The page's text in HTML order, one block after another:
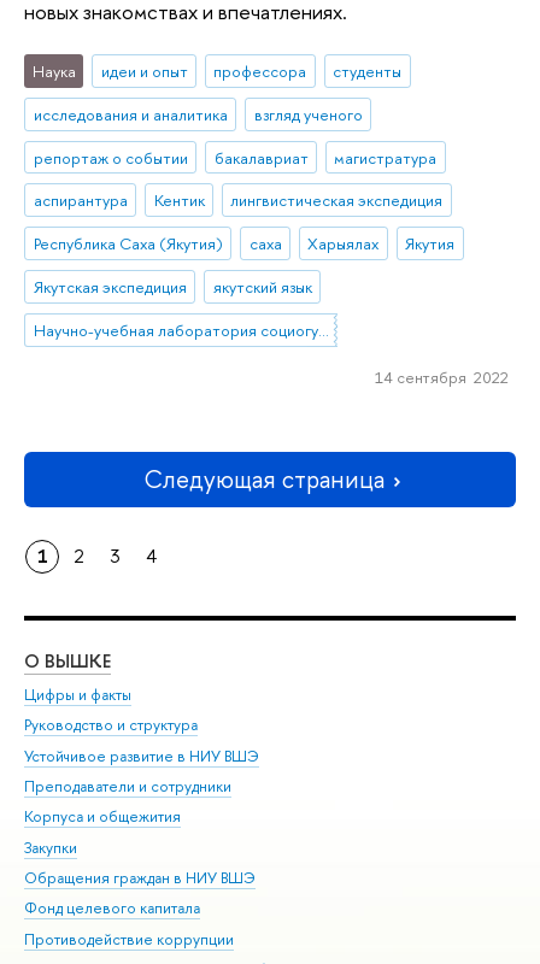
новых знакомствах и впечатлениях.
Наука идеи и опыт профессора
студенты
исследования и аналитика
взгляд ученого
репортаж о событии
бакалавриат
магистратура
аспирантура
Кентик
лингвистическая экспедиция
Республика Саха (Якутия)
саха Харыялах
Якутия
Якутская экспедиция
якутский язык
Научно-учебная лаборатория социогуманитарных исследований Севера и Арктики
14 сентября 2022
Следующая страница
1 2 3 4
О ВЫШКЕ
Цифры и факты
Руководство и структура
Устойчивое развитие в НИУ ВШЭ
Преподаватели и сотрудники
Корпуса и общежития
Закупки
Обращения граждан в НИУ ВШЭ
Фонд целевого капитала
Противодействие коррупции